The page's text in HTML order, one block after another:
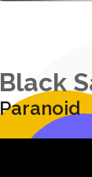
Black
Paranoid